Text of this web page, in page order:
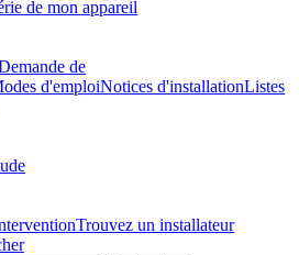
de mon appareil
de
d'emploiNotices d'installationListes
Trouvez un installateur